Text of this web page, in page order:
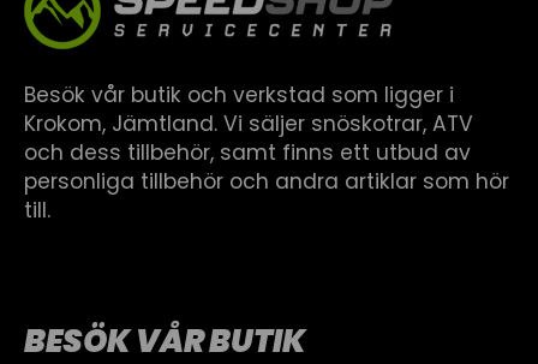
Besök vår butik och verkstad som ligger i
Krokom, Jämtland. Vi säljer snöskotrar, ATV
och dess tillbehör, samt finns ett utbud av
personliga tillbehör och andra artiklar som hör
till.
BESÖK VÅR BUTIK